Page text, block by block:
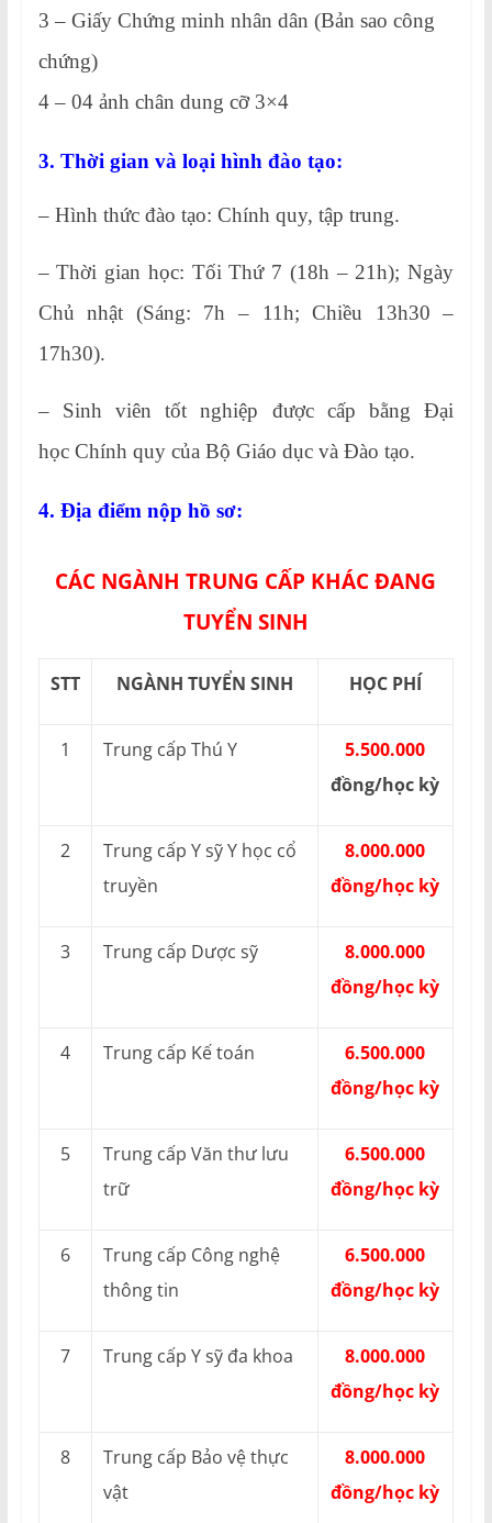
3 – Giấy Chứng minh nhân dân (Bản sao công
chứng)
4 – 04 ảnh chân dung cỡ 3×4
3. Thời gian và loại hình đào tạo:
– Hình thức đào tạo: Chính quy, tập trung.
– Thời gian học: Tối Thứ 7 (18h – 21h); Ngày
Chủ nhật (Sáng: 7h – 11h; Chiều 13h30 –
17h30).
– Sinh viên tốt nghiệp được cấp bằng Đại
học Chính quy của Bộ Giáo dục và Đào tạo.
4. Địa điểm nộp hồ sơ:
CÁC NGÀNH TRUNG CẤP KHÁC ĐANG
TUYỂN SINH
STT NGÀNH TUYỂN SINH HỌC PHÍ
1 Trung cấp Thú Y
5.500.000
đồng/học kỳ
2
Trung cấp Y sỹ Y học cổ
truyền
8.000.000
đồng/học kỳ
3 Trung cấp Dược sỹ
8.000.000
đồng/học kỳ
4 Trung cấp Kế toán
6.500.000
đồng/học kỳ
5
Trung cấp Văn thư lưu
trữ
6.500.000
đồng/học kỳ
6
Trung cấp Công nghệ
thông tin
6.500.000
đồng/học kỳ
7 Trung cấp Y sỹ đa khoa
8.000.000
đồng/học kỳ
8
Trung cấp Bảo vệ thực
vật
8.000.000
đồng/học kỳ